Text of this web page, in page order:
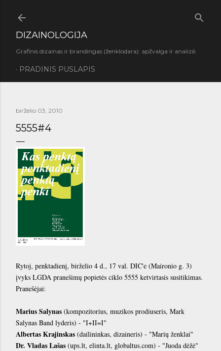
DIZAINOLOGIJA
Grafinis dizainas ir brandingas (ženklodara): apžvalga ir analizė.
PRADINIS PUSLAPIS
birželio 03, 2010
5555#4
Rytoj, penktadienį, birželio 4 d., 17 val. DIC'e (Maironio g. 3)
įvyks LGDA pranešimų popietės ciklo 5555 ketvirtasis susitikimas.
Pranešėjai:
Marius Salynas (kompozitorius, muzikos prodiuseris, Mark
Salynas Band lyderis) - "I+II=I"
Albertas Krajinskas (dailininkas, dizaineris) - "Marių ženklai"
Dr. Vladas Lašas (ups.lt, elinta.lt, globaltus.com) - "Juoda dėžė"